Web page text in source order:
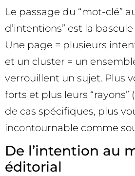
Le passage du “mot-clé”
d’intentions” est la
Une page = plusieurs
et un cluster = un
verrouillent un sujet. Plus
forts et plus leurs “rayons”
de cas spécifiques, plus
incontournable comme
De l’intention au
éditorial